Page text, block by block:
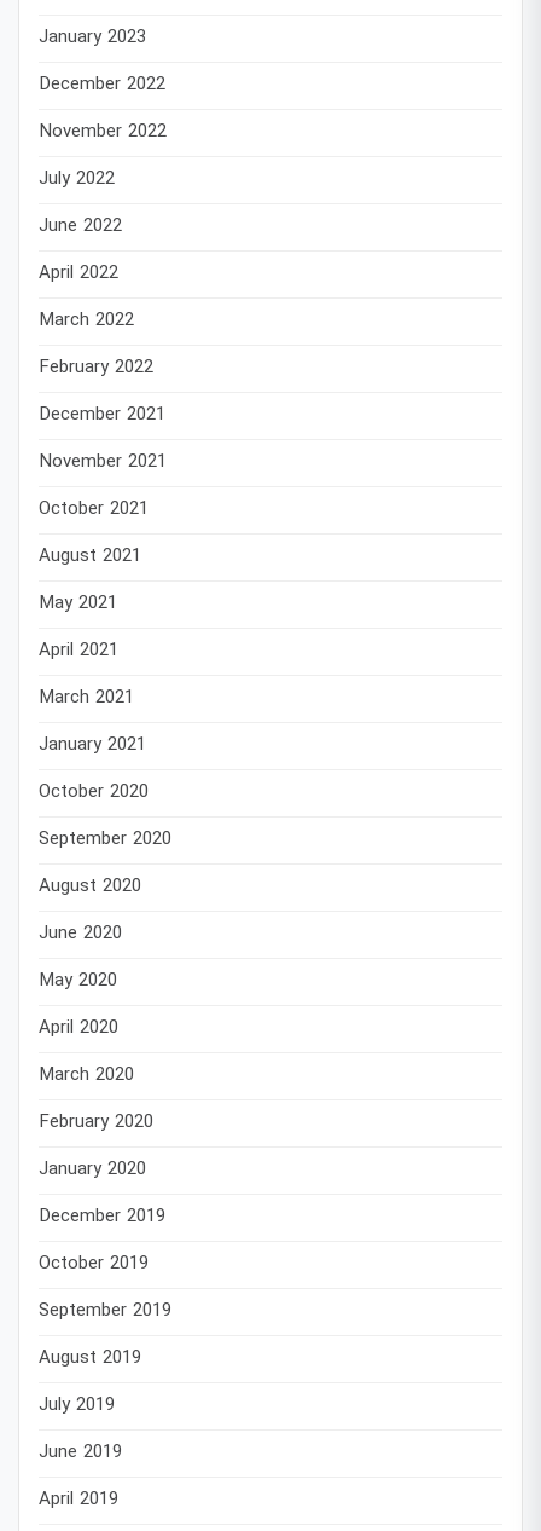
January 2023
December 2022
November 2022
July 2022
June 2022
April 2022
March 2022
February 2022
December 2021
November 2021
October 2021
August 2021
May 2021
April 2021
March 2021
January 2021
October 2020
September 2020
August 2020
June 2020
May 2020
April 2020
March 2020
February 2020
January 2020
December 2019
October 2019
September 2019
August 2019
July 2019
June 2019
April 2019